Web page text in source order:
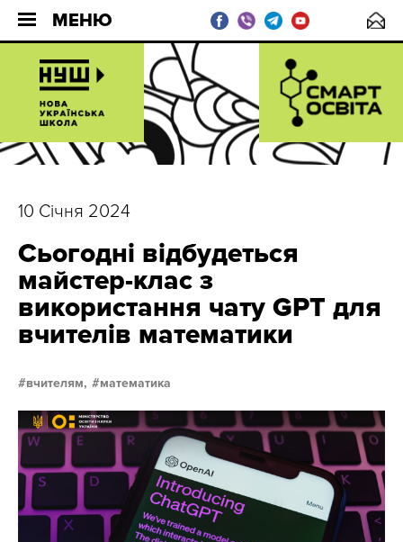
МЕНЮ
10 Січня 2024
Сьогодні відбудеться
майстер-клас з
використання чату GPT для
вчителів математики
вчителям, математика